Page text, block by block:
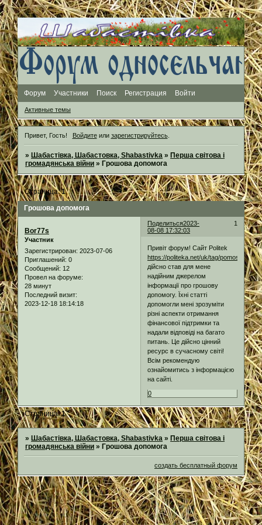
Форум Участники Поиск Регистрация Войти
Активные темы
Привет, Гость! Войдитеили зарегистрируйтесь.
»Шабастівка, Шабастовка, Shabastivka »Перша світова і
громадянська війни »Грошова допомога
Грошова допомога
Страница:1
Поделиться 1
2023-
08-08 17:32:03
Bor77s
Участник
Зарегистрирован: 2023-07-06
Приглашений: 0
Сообщений: 12
Провел на форуме:
28 минут
Последний визит:
2023-12-18 18:14:18
Привіт форум! Сайт Politek
https://politeka.net/uk/tag/pomoshh
дійсно став для мене
надійним джерелом
інформації про грошову
допомогу. Їхні статті
допомогли мені зрозуміти
різні аспекти отримання
фінансової підтримки та
надали відповіді на багато
питань. Це дійсно цінний
ресурс в сучасному світі!
Всім рекомендую
ознайомитись з інформацією
на сайті.
0
Страница:1
» Шабастівка, Шабастовка, Shabastivka » Перша світова і
громадянська війни » Грошова допомога
создать бесплатный форум